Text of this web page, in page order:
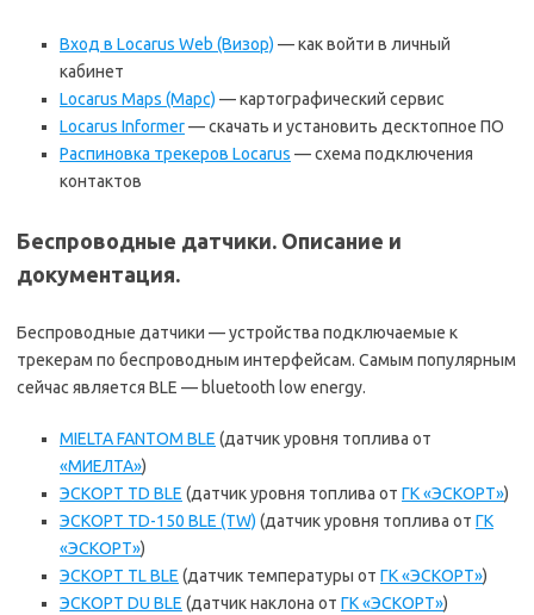
Вход в Locarus Web (Визор) — как войти в личный
кабинет
Locarus Maps (Марс) — картографический сервис
Locarus Informer— скачать и установить десктопное ПО
Распиновка трекеров Locarus — схема подключения
контактов
Беспроводные датчики. Описание и
документация.
Беспроводные датчики — устройства подключаемые к
трекерам по беспроводным интерфейсам. Самым популярным
сейчас является BLE — bluetooth low energy.
MIELTA FANTOM BLE (датчик уровня топлива от
«МИЕЛТА»)
ЭСКОРТ TD BLE (датчик уровня топлива от ГК «ЭСКОРТ»)
ЭСКОРТ TD-150 BLE (TW) (датчик уровня топлива от ГК
«ЭСКОРТ»)
ЭСКОРТ TL BLE (датчик температуры от ГК «ЭСКОРТ»)
ЭСКОРТ DU BLE (датчик наклона от ГК «ЭСКОРТ»)